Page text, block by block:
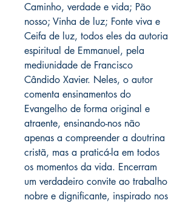
Caminho, verdade e vida; Pão
nosso; Vinha de luz; Fonte viva e
Ceifa de luz, todos eles da autoria
espiritual de Emmanuel, pela
mediunidade de Francisco
Cândido Xavier. Neles, o autor
comenta ensinamentos do
Evangelho de forma original e
atraente, ensinando-nos não
apenas a compreender a doutrina
cristã, mas a praticá-la em todos
os momentos da vida. Encerram
um verdadeiro convite ao trabalho
nobre e dignificante, inspirado nos